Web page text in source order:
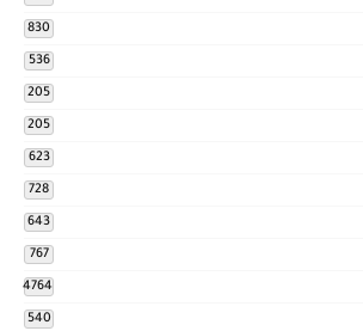
830
536
205
205
623
728
643
767
4764
540